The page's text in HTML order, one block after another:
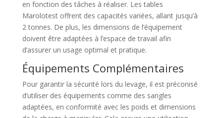
en fonction des tâches à réaliser. Les tables
Marolotest offrent des capacités variées, allant jusqu’à
2 tonnes. De plus, les dimensions de l’équipement
doivent être adaptées à l’espace de travail afin
d’assurer un usage optimal et pratique.
Équipements Complémentaires
Pour garantir la sécurité lors du levage, il est préconisé
d’utiliser des équipements comme des sangles
adaptées, en conformité avec les poids et dimensions